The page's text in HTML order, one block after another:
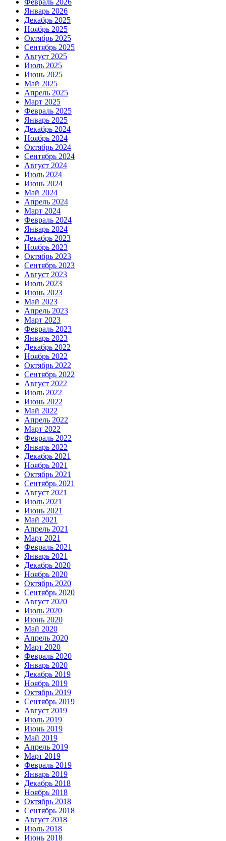
Февраль 2026
Январь 2026
Декабрь 2025
Ноябрь 2025
Октябрь 2025
Сентябрь 2025
Август 2025
Июль 2025
Июнь 2025
Май 2025
Апрель 2025
Март 2025
Февраль 2025
Январь 2025
Декабрь 2024
Ноябрь 2024
Октябрь 2024
Сентябрь 2024
Август 2024
Июль 2024
Июнь 2024
Май 2024
Апрель 2024
Март 2024
Февраль 2024
Январь 2024
Декабрь 2023
Ноябрь 2023
Октябрь 2023
Сентябрь 2023
Август 2023
Июль 2023
Июнь 2023
Май 2023
Апрель 2023
Март 2023
Февраль 2023
Январь 2023
Декабрь 2022
Ноябрь 2022
Октябрь 2022
Сентябрь 2022
Август 2022
Июль 2022
Июнь 2022
Май 2022
Апрель 2022
Март 2022
Февраль 2022
Январь 2022
Декабрь 2021
Ноябрь 2021
Октябрь 2021
Сентябрь 2021
Август 2021
Июль 2021
Июнь 2021
Май 2021
Апрель 2021
Март 2021
Февраль 2021
Январь 2021
Декабрь 2020
Ноябрь 2020
Октябрь 2020
Сентябрь 2020
Август 2020
Июль 2020
Июнь 2020
Май 2020
Апрель 2020
Март 2020
Февраль 2020
Январь 2020
Декабрь 2019
Ноябрь 2019
Октябрь 2019
Сентябрь 2019
Август 2019
Июль 2019
Июнь 2019
Май 2019
Апрель 2019
Март 2019
Февраль 2019
Январь 2019
Декабрь 2018
Ноябрь 2018
Октябрь 2018
Сентябрь 2018
Август 2018
Июль 2018
Июнь 2018